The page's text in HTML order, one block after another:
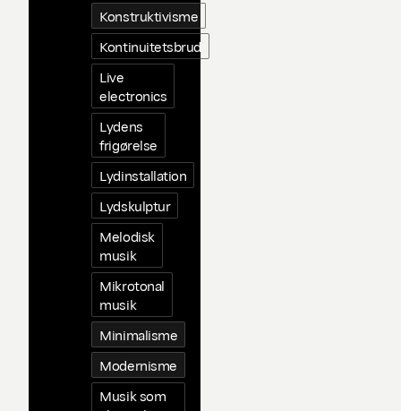
Konstruktivisme
Kontinuitetsbrud
Live
electronics
Lydens
frigørelse
Lydinstallation
Lydskulptur
Melodisk
musik
Mikrotonal
musik
Minimalisme
Modernisme
Musik som